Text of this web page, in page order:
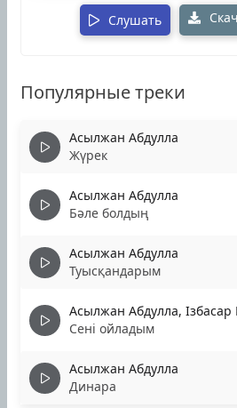
Слушать
Популярные треки
Асылжан Абдулла
Жүрек
Асылжан Абдулла
Бәле болдың
Асылжан Абдулла
Туысқандарым
Асылжан Абдулла, Ізбасар
Сені ойладым
Асылжан Абдулла
Динара